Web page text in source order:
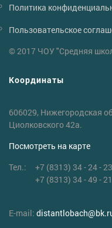
Политика
Пользовательское
© 2017 ЧОУ "Средняя
Координаты
606029, Нижегородская
Циолковского 42а.
Посмотреть на карте
Тел.:
+7 (8313) 34 - 24 - 23
+7 (8313) 34 - 49 - 21
E-mail: distantlobach@